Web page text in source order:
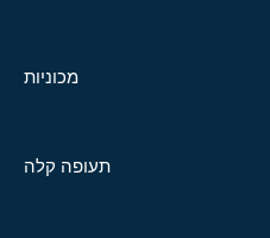
מכוניות
תעופה קלה